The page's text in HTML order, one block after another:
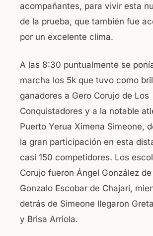
acompañantes, para vivir esta
de la prueba, que también fue
por un excelente clima.
A las 8:30 puntualmente se
marcha los 5k que tuvo como
ganadores a Gero Corujo de Los
Conquistadores y a la notable
Puerto Yerua Ximena Simeone,
la gran participación en esta
casi 150 competidores. Los
Corujo fueron Ángel González
Gonzalo Escobar de Chajari,
detrás de Simeone llegaron
y Brisa Arriola.